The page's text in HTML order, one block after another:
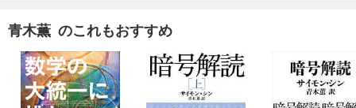
青木薫 のこれもおすすめ